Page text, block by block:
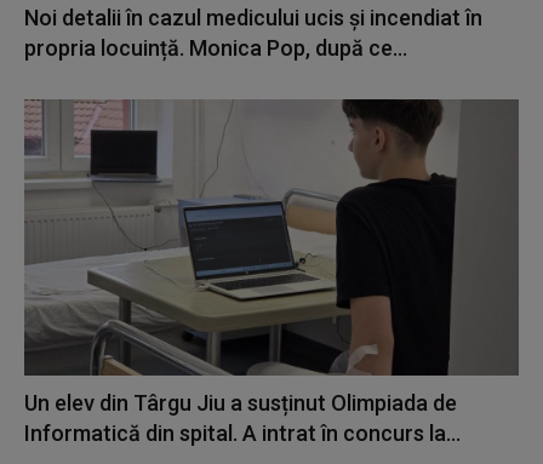
Noi detalii în cazul medicului ucis și incendiat în
propria locuință. Monica Pop, după ce...
Un elev din Târgu Jiu a susținut Olimpiada de
Informatică din spital. A intrat în concurs la...